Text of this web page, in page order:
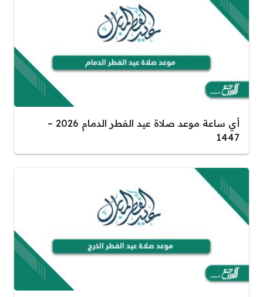
أي ساعة موعد صلاة عيد الفطر الدمام 2026 –
1447